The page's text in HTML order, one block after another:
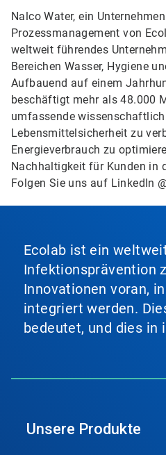
Nalco Water, ein
Prozessmanagement von
weltweit führendes
Bereichen Wasser, Hygiene
Aufbauend auf einem
beschäftigt mehr als 48.000
umfassende
Lebensmittelsicherheit zu
Energieverbrauch zu
Nachhaltigkeit für Kunden in
Folgen Sie uns auf LinkedIn
Ecolab ist ein
Infektionsprävention
Innovationen voran,
integriert werden.
bedeutet, und dies in
Unsere Produkte